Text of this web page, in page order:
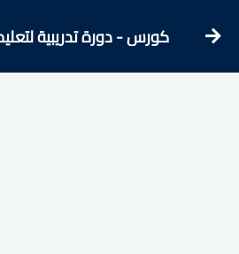
- Learn Hungarian from
the Streets!